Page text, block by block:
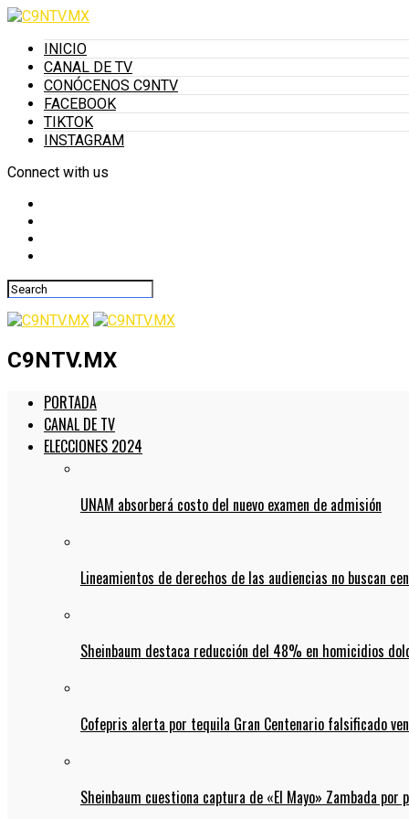
INICIO
CANAL DE TV
CONÓCENOS C9NTV
FACEBOOK
TIKTOK
INSTAGRAM
Connect with us
C9NTV.MX
PORTADA
CANAL DE TV
ELECCIONES 2024
UNAM absorberá costo del nuevo examen de admisión
Lineamientos de derechos de las audiencias no buscan
Sheinbaum destaca reducción del 48% en homicidios
Cofepris alerta por tequila Gran Centenario falsificado
Sheinbaum cuestiona captura de «El Mayo» Zambada por